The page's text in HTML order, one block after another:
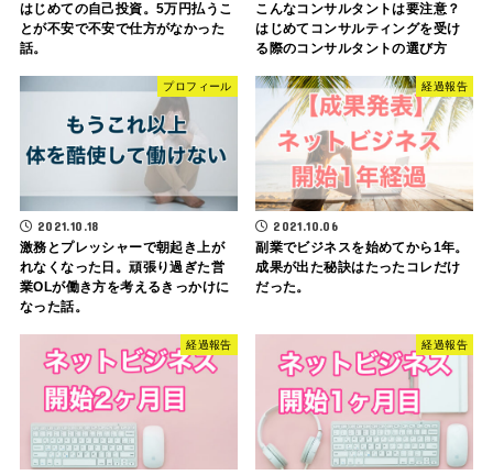
はじめての自己投資。5万円払うこ
とが不安で不安で仕方がなかった
話。
こんなコンサルタントは要注意？
はじめてコンサルティングを受け
る際のコンサルタントの選び方
プロフィール
2021.10.18
激務とプレッシャーで朝起き上が
れなくなった日。頑張り過ぎた営
業OLが働き方を考えるきっかけに
なった話。
経過報告
2021.10.06
副業でビジネスを始めてから1年。
成果が出た秘訣はたったコレだけ
だった。
経過報告 経過報告